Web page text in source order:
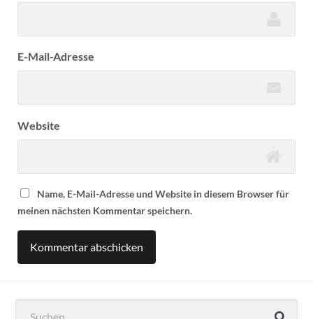
E-Mail-Adresse
Website
Name, E-Mail-Adresse und Website in diesem Browser für
meinen nächsten Kommentar speichern.